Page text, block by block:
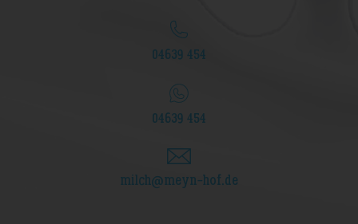
04639 454
04639 454
milch@meyn-hof.de